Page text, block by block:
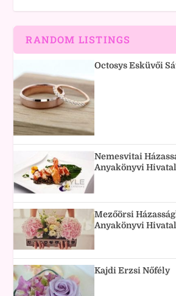
RANDOM LISTINGS
Octosys Esküvői
Nemesvitai
Anyakönyvi Hivatal
Mezőörsi
Anyakönyvi Hivatal
Kajdi Erzsi Nőfély